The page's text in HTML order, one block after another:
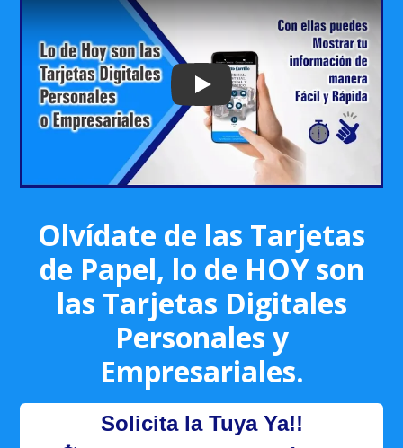
Play: Keynote (Google I/O '18)
Olvídate de las Tarjetas
de Papel, lo de HOY son
las Tarjetas Digitales
Personales y
Empresariales.
Solicita la Tuya Ya!!